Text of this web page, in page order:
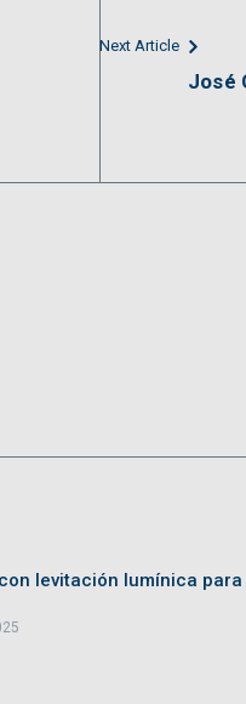
Next Article
José
levitación lumínica